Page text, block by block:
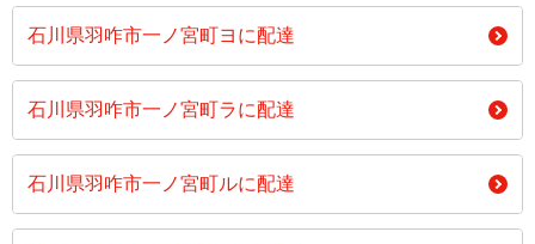
石川県羽咋市一ノ宮町ヨに配達
石川県羽咋市一ノ宮町ラに配達
石川県羽咋市一ノ宮町ルに配達